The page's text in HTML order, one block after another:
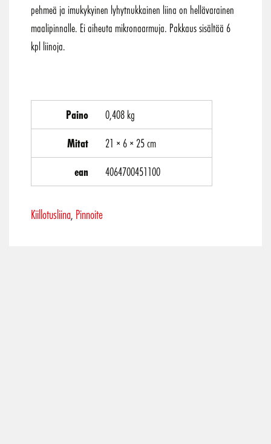
pehmeä ja imukykyinen lyhytnukkainen liina on hellävarainen
maalipinnalle. Ei aiheuta mikronaarmuja. Pakkaus sisältää 6
kpl liinoja.
Paino
0,408 kg
Mitat
21 × 6 × 25 cm
ean
4064700451100
Kiillotusliina, Pinnoite